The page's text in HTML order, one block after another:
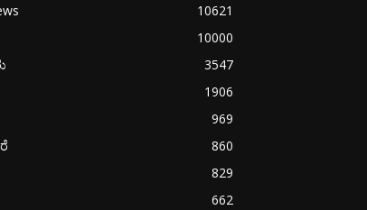
10621
10000
3547
1906
969
860
829
662